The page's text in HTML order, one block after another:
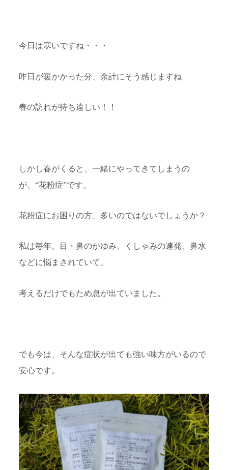
今日は寒いですね・・・
昨日が暖かかった分、余計にそう感じますね
春の訪れが待ち遠しい！！
しかし春がくると、一緒にやってきてしまうの
が、“花粉症”です。
花粉症にお困りの方、多いのではないでしょうか？
私は毎年、目・鼻のかゆみ、くしゃみの連発、鼻水
などに悩まされていて、
考えるだけでもため息が出ていました。
でも今は、そんな症状が出ても強い味方がいるので
安心です。